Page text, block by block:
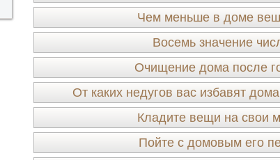
Чем меньше в доме
Восемь значение
Очищение дома после
От каких недугов вас избавят
Кладите вещи на свои
Пойте с домовым его